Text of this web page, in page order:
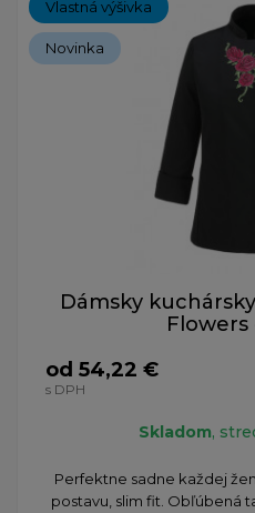
Vlastná výšivka
Novinka
Dámsky
Flowers
od 54,22 €
s DPH
Skladom,
Perfektne sadne každej
postavu, slim fit. Obľúbená